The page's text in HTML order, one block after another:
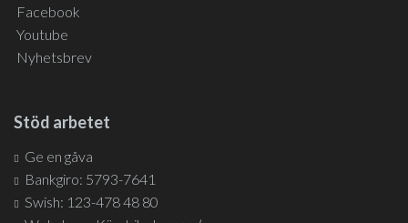
Facebook
Youtube
Nyhetsbrev
Stöd arbetet
Ge en gåva
Bankgiro: 5793-7641
Swish: 123-478 48 80